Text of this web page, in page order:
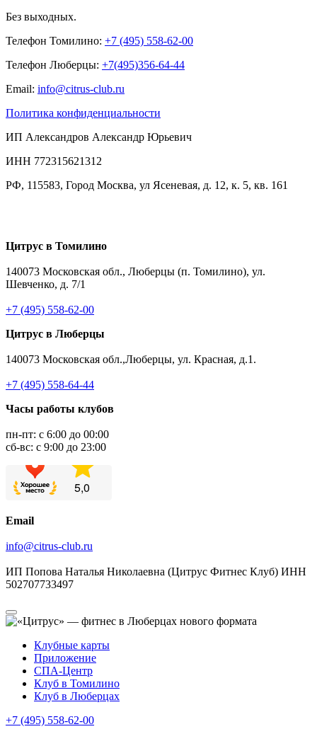
Без выходных.
Телефон Томилино: +7 (495) 558-62-00
Телефон Люберцы: +7(495)356-64-44
Email: info@citrus-club.ru
Политика конфиденциальности
ИП Александров Александр Юрьевич
ИНН 772315621312
РФ, 115583, Город Москва, ул Ясеневая, д. 12, к. 5, кв. 161
Цитрус в Томилино
140073 Московская обл., Люберцы (п. Томилино), ул.
Шевченко, д. 7/1
+7 (495) 558-62-00
Цитрус в Люберцы
140073 Московская обл.,Люберцы, ул. Красная, д.1.
+7 (495) 558-64-44
Часы работы клубов
пн-пт: с 6:00 до 00:00
сб-вс: с 9:00 до 23:00
Email
info@citrus-club.ru
ИП Попова Наталья Николаевна (Цитрус Фитнес Клуб) ИНН
502707733497
Клубные карты
Приложение
СПА-Центр
Клуб в Томилино
Клуб в Люберцах
+7 (495) 558-62-00